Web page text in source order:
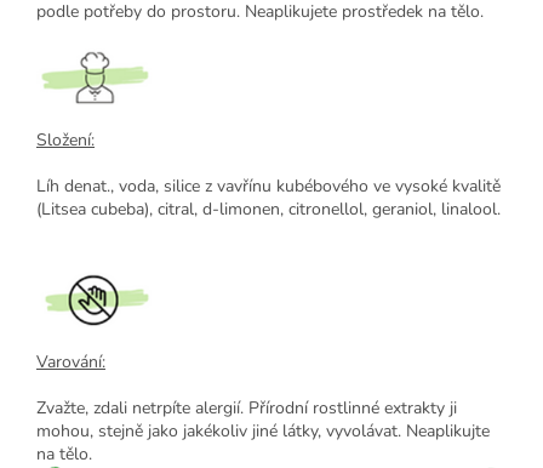
podle potřeby do prostoru. Neaplikujete prostředek na tělo.
Složení:
Líh denat., voda, silice z vavřínu kubébového ve vysoké kvalitě
(Litsea cubeba), citral, d-limonen, citronellol, geraniol, linalool.
Varování:
Zvažte, zdali netrpíte alergií. Přírodní rostlinné extrakty ji
mohou, stejně jako jakékoliv jiné látky, vyvolávat. Neaplikujte
na tělo.